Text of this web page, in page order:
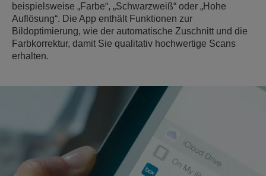
beispielsweise „Farbe“, „Schwarzweiß“ oder „Hohe
Auflösung“. Die App enthält Funktionen zur
Bildoptimierung, wie der automatische Zuschnitt und die
Farbkorrektur, damit Sie qualitativ hochwertige Scans
erhalten.